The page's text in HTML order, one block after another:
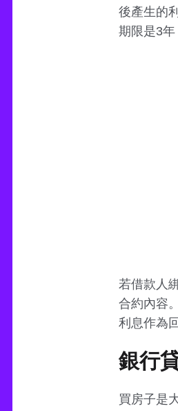
後產生的
期限是3
若借款人
合約內容
利息作為
銀行
買房子是